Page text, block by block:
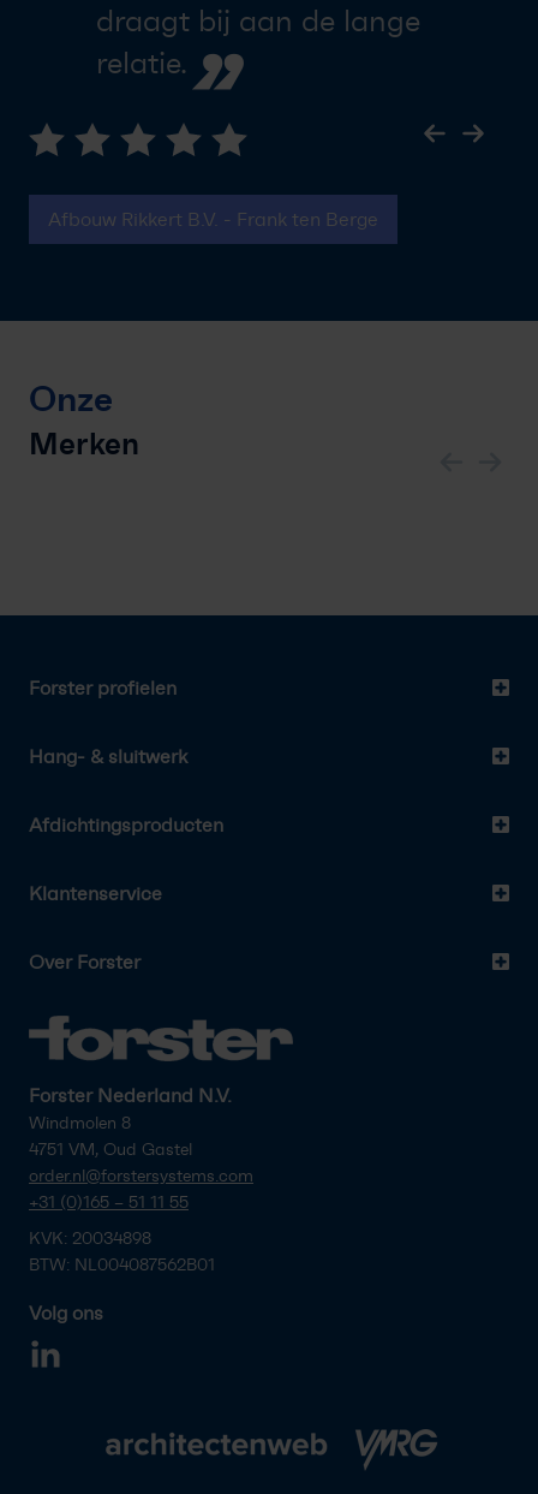
draagt bij aan de lange
relatie. ”
Afbouw Rikkert B.V. - Frank ten Berge
Onze
Merken
Forster profielen
Hang- & sluitwerk
Afdichtingsproducten
Klantenservice
Over Forster
Forster Nederland N.V.
Windmolen 8
4751 VM, Oud Gastel
order.nl@forstersystems.com
+31 (0)165 – 51 11 55
KVK: 20034898
BTW: NL004087562B01
Volg ons